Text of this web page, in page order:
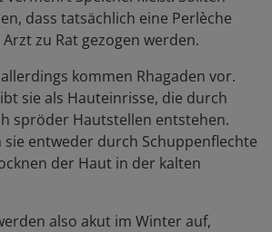
dass tatsächlich eine Perlèche
zu Rat gezogen werden.
kommen Rhagaden vor.
sie als Hauteinrisse, die durch
spröder Hautstellen entstehen.
sie entweder durch Schuppenflechte
der Haut in der kalten
also akut im Winter auf,